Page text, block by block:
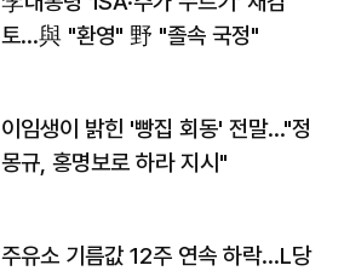
토…與 "환영" 野 "졸속 국정"
이임생이 밝힌 '빵집 회동' 전말…"정
몽규, 홍명보로 하라 지시"
주유소 기름값 12주 연속 하락…L당